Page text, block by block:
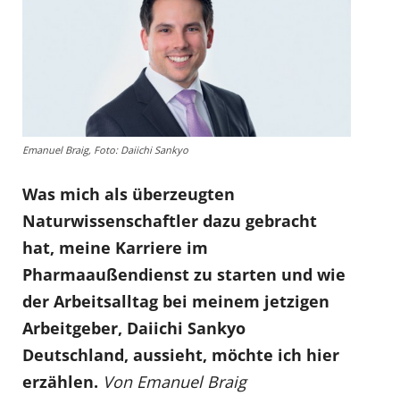
Emanuel Braig, Foto: Daiichi Sankyo
Was mich als überzeugten
Naturwissenschaftler dazu gebracht
hat, meine Karriere im
Pharmaaußendienst zu starten und wie
der Arbeitsalltag bei meinem jetzigen
Arbeitgeber, Daiichi Sankyo
Deutschland, aussieht, möchte ich hier
erzählen. Von Emanuel Braig